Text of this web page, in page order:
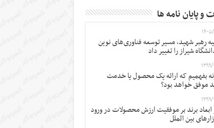
و پایان نامه ها
۱۰
رهبر شهید، مسیر توسعه فناوری‌های نوین
شیراز را تغییر داد
۱۴
بفهمیم که ارائه یک محصول یا خدمت
موفق خواهد بود؟
۱۷
ابعاد برند بر موفقیت ارزش محصولات در ورود
بین الملل